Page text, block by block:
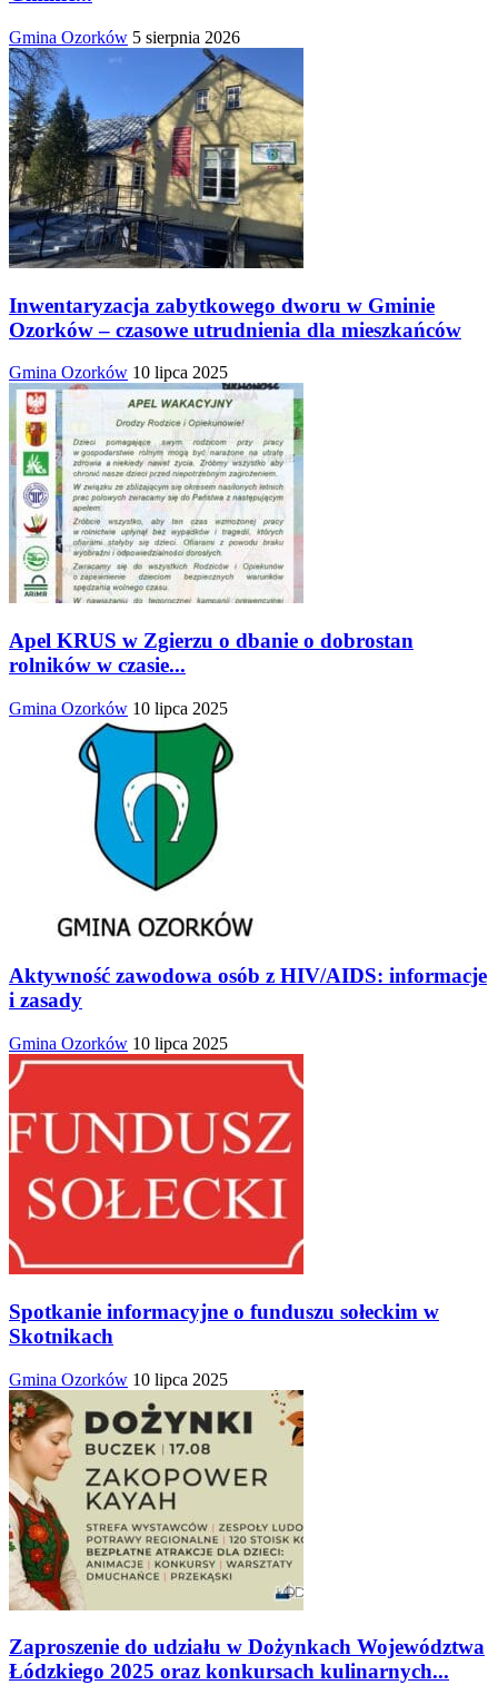
Gmina Ozorków 5 sierpnia 2026
Inwentaryzacja zabytkowego dworu w Gminie
Ozorków – czasowe utrudnienia dla mieszkańców
Gmina Ozorków 10 lipca 2025
Apel KRUS w Zgierzu o dbanie o dobrostan
rolników w czasie...
Gmina Ozorków 10 lipca 2025
Aktywność zawodowa osób z HIV/AIDS: informacje
i zasady
Gmina Ozorków 10 lipca 2025
Spotkanie informacyjne o funduszu sołeckim w
Skotnikach
Gmina Ozorków 10 lipca 2025
Zaproszenie do udziału w Dożynkach Województwa
Łódzkiego 2025 oraz konkursach kulinarnych...